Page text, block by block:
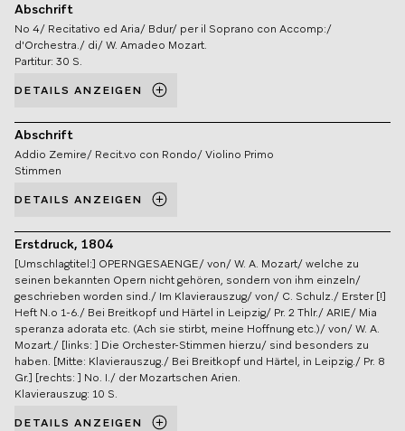
Abschrift
No 4/ Recitativo ed Aria/ Bdur/ per il Soprano con Accomp:/
d'Orchestra./ di/ W. Amadeo Mozart.
Partitur: 30 S.
DETAILS ANZEIGEN
Abschrift
Addio Zemire/ Recit.vo con Rondo/ Violino Primo
Stimmen
DETAILS ANZEIGEN
Erstdruck, 1804
[Umschlagtitel:] OPERNGESAENGE/ von/ W. A. Mozart/ welche zu
seinen bekannten Opern nicht gehören, sondern von ihm einzeln/
geschrieben worden sind./ Im Klavierauszug/ von/ C. Schulz./ Erster [!]
Heft N.o 1-6./ Bei Breitkopf und Härtel in Leipzig/ Pr. 2 Thlr./ ARIE/ Mia
speranza adorata etc. (Ach sie stirbt, meine Hoffnung etc.)/ von/ W. A.
Mozart./ [links: ] Die Orchester-Stimmen hierzu/ sind besonders zu
haben. [Mitte: Klavierauszug./ Bei Breitkopf und Härtel, in Leipzig./ Pr. 8
Gr.] [rechts: ] No. I./ der Mozartschen Arien.
Klavierauszug: 10 S.
DETAILS ANZEIGEN